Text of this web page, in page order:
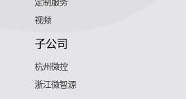
定制服务
视频
子公司
杭州微控
浙江微智源